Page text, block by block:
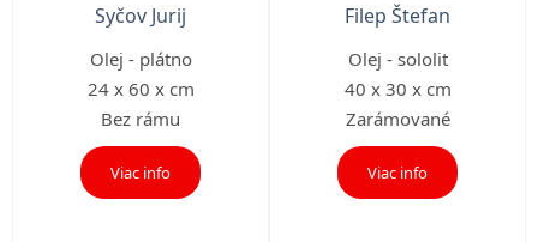
Syčov Jurij
Olej - plátno
24 x 60 x cm
Bez rámu
Viac info
Filep Štefan
Olej - sololit
40 x 30 x cm
Zarámované
Viac info